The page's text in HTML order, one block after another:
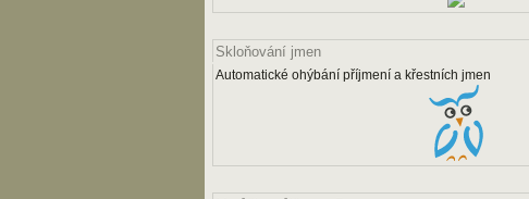
Skloňování jmen
Automatické ohýbání příjmení a křestních jmen